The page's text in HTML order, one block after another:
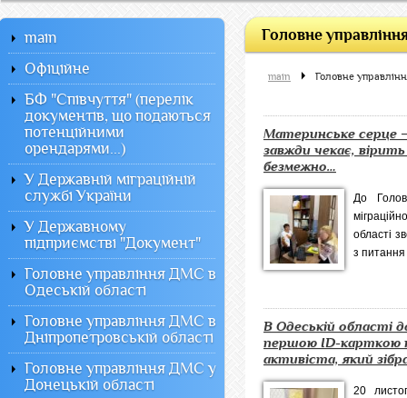
Головне
main Головне
Материнське серце
завжди чекає,
безмежно…
До
області
з питання
В Одеській області
першою ID-карткою
активіста, який
20
main
Офiцiйне
БФ "Співчуття" (перелік
документів, що подаються
потенційними
орендарями...)
У Державній міграційній
службі України
У Державному
підприємстві "Документ"
Головне управління ДМС в
Одеській області
Головне управління ДМС в
Дніпропетровській області
Головне управління ДМС у
Донецькій області